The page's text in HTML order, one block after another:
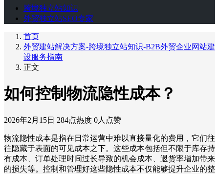
跨境独立站知识
外贸独立站SEO专家
首页
外贸建站解决方案-跨境独立站知识-B2B外贸企业网站建
设服务指南
正文
如何控制物流隐性成本？
2026年2月15日 284点热度 0人点赞
物流隐性成本是指在日常运营中难以直接量化的费用，它们往
往隐藏于表面的可见成本之下。这些成本包括但不限于库存持
有成本、订单处理时间过长导致的机会成本、退货率增加带来
的损失等。控制和管理好这些隐性成本不仅能够提升企业的整